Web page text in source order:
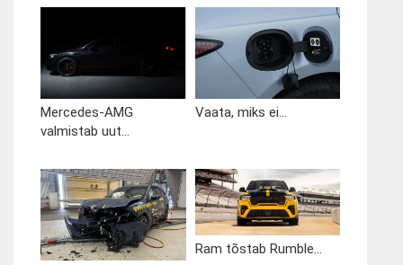
Mercedes-AMG
valmistab uut...
Vaata, miks ei...
Ram tõstab Rumble...